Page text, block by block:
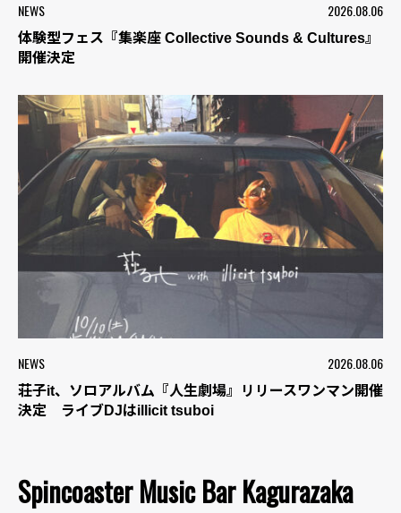
NEWS 2026.08.06
体験型フェス『集楽座 Collective Sounds & Cultures』
開催決定
NEWS 2026.08.06
荘子it、ソロアルバム『人生劇場』リリースワンマン開催
決定 ライブDJはillicit tsuboi
Spincoaster Music Bar Kagurazaka